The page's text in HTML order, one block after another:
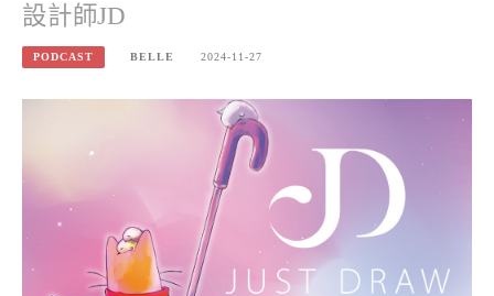
設計師JD
PODCAST BELLE 2024-11-27